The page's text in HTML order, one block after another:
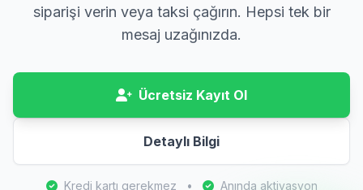
siparişi verin veya taksi çağırın. Hepsi tek bir
mesaj uzağınızda.
Ücretsiz Kayıt Ol
Detaylı Bilgi
Kredi kartı gerekmez • Anında aktivasyon